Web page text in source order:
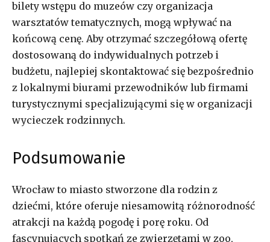
bilety wstępu do muzeów czy organizacja
warsztatów tematycznych, mogą wpływać na
końcową cenę. Aby otrzymać szczegółową ofertę
dostosowaną do indywidualnych potrzeb i
budżetu, najlepiej skontaktować się bezpośrednio
z lokalnymi biurami przewodników lub firmami
turystycznymi specjalizującymi się w organizacji
wycieczek rodzinnych.
Podsumowanie
Wrocław to miasto stworzone dla rodzin z
dziećmi, które oferuje niesamowitą różnorodność
atrakcji na każdą pogodę i porę roku. Od
fascynujących spotkań ze zwierzętami w zoo,